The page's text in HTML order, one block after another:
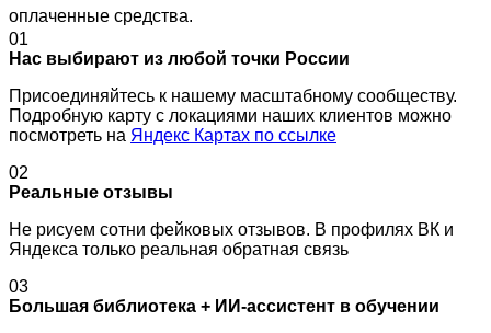
оплаченные средства.
01
Нас выбирают из любой точки России
Присоединяйтесь к нашему масштабному сообществу.
Подробную карту с локациями наших клиентов можно
посмотреть на Яндекс Картах по ссылке
02
Реальные отзывы
Не рисуем сотни фейковых отзывов. В профилях ВК и
Яндекса только реальная обратная связь
03
Большая библиотека + ИИ-ассистент в обучении